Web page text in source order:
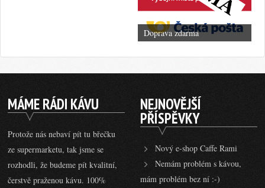
Doprava zdarma
MÁME RÁDI KÁVU
Protože nás nebaví pít tu břečku
ze supermarketu, tak jsme se
rozhodli, že budeme pít kvalitní,
čerstvě praženou kávu. 100%
NEJNOVĚJŠÍ
PŘÍSPĚVKY
Nový e-shop Caffe Rami
Nemám problém s kávou,
mám problém bez ní :-)